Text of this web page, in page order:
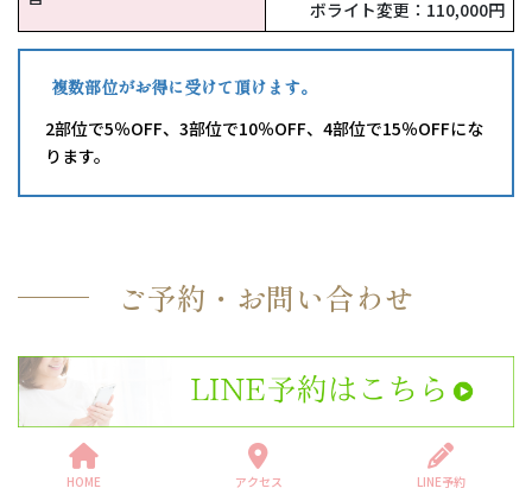
ボライト変更：110,000円
複数部位がお得に受けて頂けます。
2部位で5％OFF、3部位で10％OFF、4部位で15％OFFにな
ります。
ご予約・お問い合わせ
HOME アクセス LINE予約